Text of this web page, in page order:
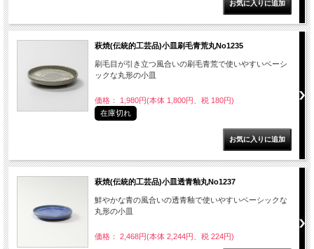
萩焼(伝統的工芸品)小皿刷毛青荒丸No1235
刷毛目が引き立つ風合いの刷毛青荒で使いやすいベーシ
ックな丸形の小皿
価格： 1,980円(本体 1,800円、税 180円)
在庫切れ
萩焼(伝統的工芸品)小皿透青釉丸No1237
鮮やかな青の風合いの透青釉で使いやすいベーシックな
丸形の小皿
価格： 2,468円(本体 2,244円、税 224円)